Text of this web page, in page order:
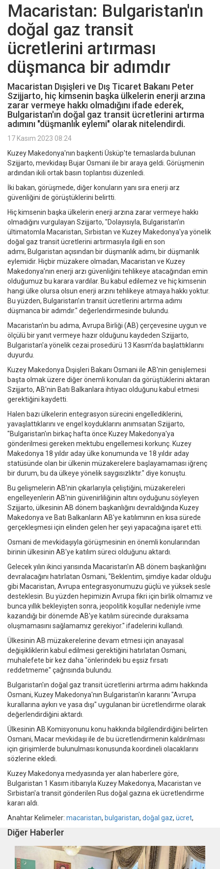
Macaristan: Bulgaristan'ın
doğal gaz transit
ücretlerini artırması
düşmanca bir adımdır
Macaristan Dışişleri ve Dış Ticaret Bakanı Peter
Szijjarto, hiç kimsenin başka ülkelerin enerji arzına
zarar vermeye hakkı olmadığını ifade ederek,
Bulgaristan'ın doğal gaz transit ücretlerini artırma
adımını "düşmanlık eylemi" olarak nitelendirdi.
17 Kasım 2023 08:24
Kuzey Makedonya'nın başkenti Üsküp'te temaslarda bulunan
Szijjarto, mevkidaşı Bujar Osmani ile bir araya geldi. Görüşmenin
ardından ikili ortak basın toplantısı düzenledi.
İki bakan, görüşmede, diğer konuların yanı sıra enerji arz
güvenliğini de görüştüklerini belirtti.
Hiç kimsenin başka ülkelerin enerji arzına zarar vermeye hakkı
olmadığını vurgulayan Szijjarto, "Dolayısıyla, Bulgaristan’ın
ültimatomla Macaristan, Sırbistan ve Kuzey Makedonya'ya yönelik
doğal gaz transit ücretlerini artırmasıyla ilgili en son
adımı, Bulgaristan açısından bir düşmanlık adımı, bir düşmanlık
eylemidir. Hiçbir müzakere olmadan, Macaristan ve Kuzey
Makedonya’nın enerji arzı güvenliğini tehlikeye atacağından emin
olduğumuz bu karara vardılar. Bu kabul edilemez ve hiç kimsenin
hangi ülke olursa olsun enerji arzını tehlikeye atmaya hakkı yoktur.
Bu yüzden, Bulgaristan’ın transit ücretlerini artırma adımı
düşmanca bir adımdır." değerlendirmesinde bulundu.
Macaristan'ın bu adıma, Avrupa Birliği (AB) çerçevesine uygun ve
ölçülü bir yanıt vermeye hazır olduğunu kaydeden Szijjarto,
Bulgaristan'a yönelik cezai prosedürü 13 Kasım'da başlattıklarını
duyurdu.
Kuzey Makedonya Dışişleri Bakanı Osmani ile AB'nin genişlemesi
başta olmak üzere diğer önemli konuları da görüştüklerini aktaran
Szijjarto, AB'nin Batı Balkanlara ihtiyacı olduğunu kabul etmesi
gerektiğini kaydetti.
Halen bazı ülkelerin entegrasyon sürecini engellediklerini,
yavaşlattıklarını ve engel koyduklarını anımsatan Szijjarto,
"Bulgaristan'ın birkaç hafta önce Kuzey Makedonya'ya
gönderilmesi gereken mektubu engellemesi korkunç. Kuzey
Makedonya 18 yıldır aday ülke konumunda ve 18 yıldır aday
statüsünde olan bir ülkenin müzakerelere başlayamaması iğrenç
bir durum, bu da ülkeye yönelik saygısızlıktır." diye konuştu.
Bu gelişmelerin AB’nin çıkarlarıyla çeliştiğini, müzakereleri
engelleyenlerin AB'nin güvenirliliğinin altını oyduğunu söyleyen
Szijjarto, ülkesinin AB dönem başkanlığını devraldığında Kuzey
Makedonya ve Batı Balkanların AB'ye katılımının en kısa sürede
gerçekleşmesi için elinden gelen her şeyi yapacağına işaret etti.
Osmani de mevkidaşıyla görüşmesinin en önemli konularından
birinin ülkesinin AB'ye katılım süreci olduğunu aktardı.
Gelecek yılın ikinci yarısında Macaristan'ın AB dönem başkanlığını
devralacağını hatırlatan Osmani, "Beklentim, şimdiye kadar olduğu
gibi Macaristan, Avrupa entegrasyonumuzu güçlü ve yüksek sesle
desteklesin. Bu yüzden hepimizin Avrupa fikri için birlik olmamız ve
bunca yıllık bekleyişten sonra, jeopolitik koşullar nedeniyle ivme
kazandığı bir dönemde AB'ye katılım sürecinde duraksama
oluşmamasını sağlamamız gerekiyor." ifadelerini kullandı.
Ülkesinin AB müzakerelerine devam etmesi için anayasal
değişikliklerin kabul edilmesi gerektiğini hatırlatan Osmani,
muhalefete bir kez daha "önlerindeki bu eşsiz fırsatı
reddetmeme" çağrısında bulundu.
Bulgaristan'ın doğal gaz transit ücretlerini artırma adımı hakkında
Osmani, Kuzey Makedonya'nın Bulgaristan'ın kararını "Avrupa
kurallarına aykırı ve yasa dışı" uygulanan bir ücretlendirme olarak
değerlendirdiğini aktardı.
Ülkesinin AB Komisyonunu konu hakkında bilgilendirdiğini belirten
Osmani, Macar mevkidaşı ile de bu ücretlendirmenin kaldırılması
için girişimlerde bulunulması konusunda koordineli olacaklarını
sözlerine ekledi.
Kuzey Makedonya medyasında yer alan haberlere göre,
Bulgaristan 1 Kasım itibarıyla Kuzey Makedonya, Macaristan ve
Sırbistan'a transit gönderilen Rus doğal gazına ek ücretlendirme
kararı aldı.
Anahtar Kelimeler: macaristan, bulgaristan, doğal gaz, ücret,
Diğer Haberler